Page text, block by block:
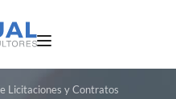
Licitaciones y Contratos